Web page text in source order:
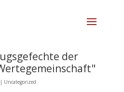
der
| Uncategorized